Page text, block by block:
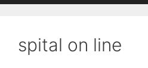
spital on line